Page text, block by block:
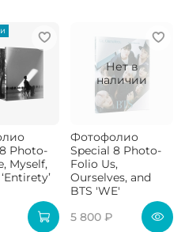
Photo-
Myself,
Нет в
наличии
Фотофолио
Special 8 Photo-
Folio Us,
Ourselves, and
BTS 'WE'
5 800 ₽